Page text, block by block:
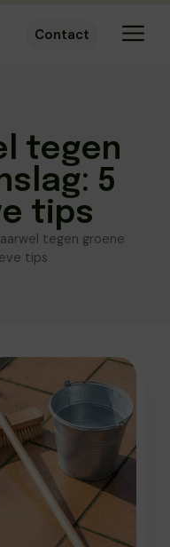
Contact
tegen
5
tips
tegen groene
tips